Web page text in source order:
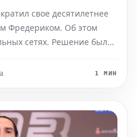
свое десятилетнее
Фредериком. Об этом
сетях. Решение было
завершилось
1 МИН